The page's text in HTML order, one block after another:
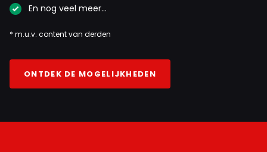
En nog veel meer…
* m.u.v. content van derden
ONTDEK DE MOGELIJKHEDEN